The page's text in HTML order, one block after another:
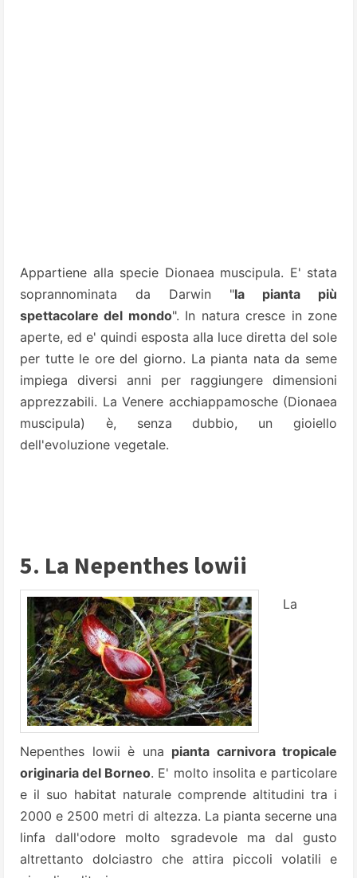
Appartiene alla specie Dionaea muscipula. E' stata
soprannominata da Darwin "la pianta più
spettacolare del mondo". In natura cresce in zone
aperte, ed e' quindi esposta alla luce diretta del sole
per tutte le ore del giorno. La pianta nata da seme
impiega diversi anni per raggiungere dimensioni
apprezzabili. La Venere acchiappamosche (Dionaea
muscipula) è, senza dubbio, un gioiello
dell'evoluzione vegetale.
5. La Nepenthes lowii
La
Nepenthes lowii è una pianta carnivora tropicale
originaria del Borneo. E' molto insolita e particolare
e il suo habitat naturale comprende altitudini tra i
2000 e 2500 metri di altezza. La pianta secerne una
linfa dall'odore molto sgradevole ma dal gusto
altrettanto dolciastro che attira piccoli volatili e